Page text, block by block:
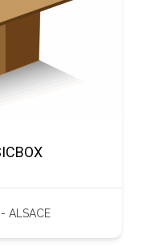
- ALSACE